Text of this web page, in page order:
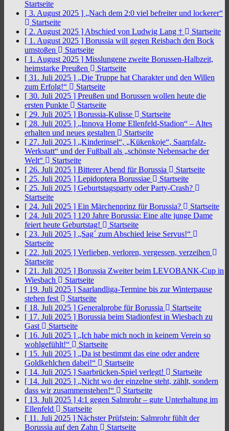
Startseite
[ 3. August 2025 ] „Nach dem 2:0 viel befreiter und lockerer“
Startseite
[ 2. August 2025 ] Abschied von Ludwig Lang †
Startseite
[ 1. August 2025 ] Borussia will gegen Reisbach den Bock
umstoßen
Startseite
[ 1. August 2025 ] Misslungene zweite Borussen-Halbzeit,
heimstarke Preußen
Startseite
[ 31. Juli 2025 ] „Die Truppe hat Charakter und den Willen
zum Erfolg!“
Startseite
[ 30. Juli 2025 ] Preußen und Borussen wollen heute die
ersten Punkte
Startseite
[ 29. Juli 2025 ] Borussia-Kulisse
Startseite
[ 28. Juli 2025 ] „Innova Home Ellenfeld-Stadion“ – Altes
erhalten und neues gestalten
Startseite
[ 27. Juli 2025 ] „Kinderinsel“, „Kükenkoje“, Saarpfalz-
Werkstatt“ und der Fußball als „schönste Nebensache der
Welt“
Startseite
[ 26. Juli 2025 ] Bitterer Abend für Borussia
Startseite
[ 25. Juli 2025 ] Lepidoptera Borussiae
Startseite
[ 25. Juli 2025 ] Geburtstagsparty oder Party-Crash?
Startseite
[ 24. Juli 2025 ] Ein Märchenprinz für Borussia?
Startseite
[ 24. Juli 2025 ] 120 Jahre Borussia: Eine alte junge Dame
feiert heute Geburtstag!
Startseite
[ 23. Juli 2025 ] „Sag´ zum Abschied leise Servus!“
Startseite
[ 22. Juli 2025 ] Verlieben, verloren, vergessen, verzeihen
Startseite
[ 21. Juli 2025 ] Borussia Zweiter beim LEVOBANK-Cup in
Wiesbach
Startseite
[ 19. Juli 2025 ] Saarlandliga-Termine bis zur Winterpause
stehen fest
Startseite
[ 18. Juli 2025 ] Generalprobe für Borussia
Startseite
[ 17. Juli 2025 ] Borussia beim Stadionfest in Wiesbach zu
Gast
Startseite
[ 16. Juli 2025 ] „Ich habe mich noch in keinem Verein so
wohlgefühlt!“
Startseite
[ 15. Juli 2025 ] „Da ist bestimmt das eine oder andere
Goldkehlchen dabei!“
Startseite
[ 14. Juli 2025 ] Saarbrücken-Spiel verlegt!
Startseite
[ 14. Juli 2025 ] „Nicht wo der einzelne steht, zählt, sondern
dass wir zusammenstehen!“
Startseite
[ 13. Juli 2025 ] 4:1 gegen Salmrohr – gute Unterhaltung im
Ellenfeld
Startseite
[ 11. Juli 2025 ] Nächster Prüfstein: Salmrohr fühlt der
Borussia auf den Zahn
Startseite